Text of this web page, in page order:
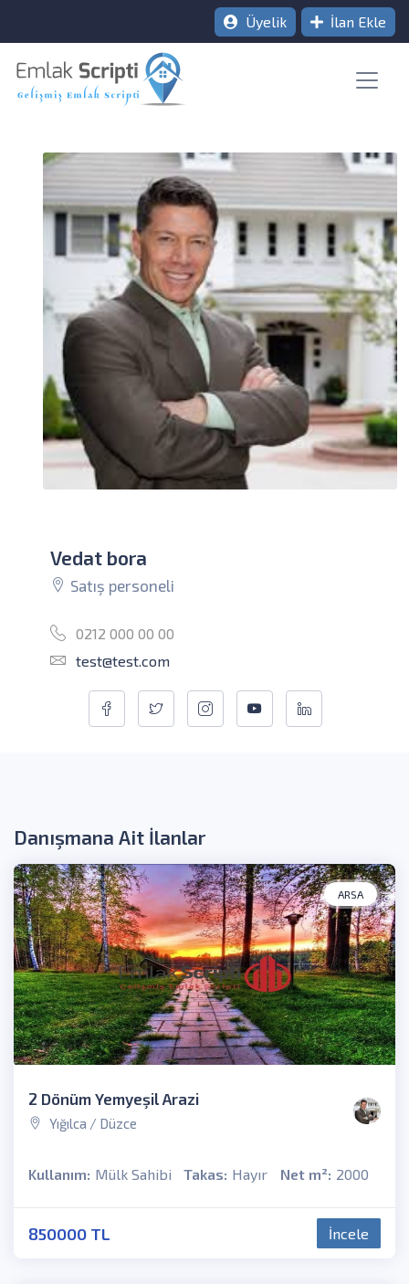
Üyelik İlan Ekle
Vedat bora
Satış personeli
0212 000 00 00
test@test.com
Danışmana Ait İlanlar
ARSA
2 Dönüm Yemyeşil Arazi
Yığılca / Düzce
Kullanım: Mülk Sahibi Takas: Hayır Net m²: 2000
850000 TL İncele